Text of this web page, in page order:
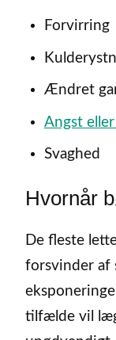
Forvirring
Ændret
Angst
Svaghed
Hvornår
De fleste
forsvinder af
tilfælde vil